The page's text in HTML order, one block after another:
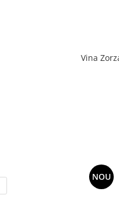
Vina
NOU